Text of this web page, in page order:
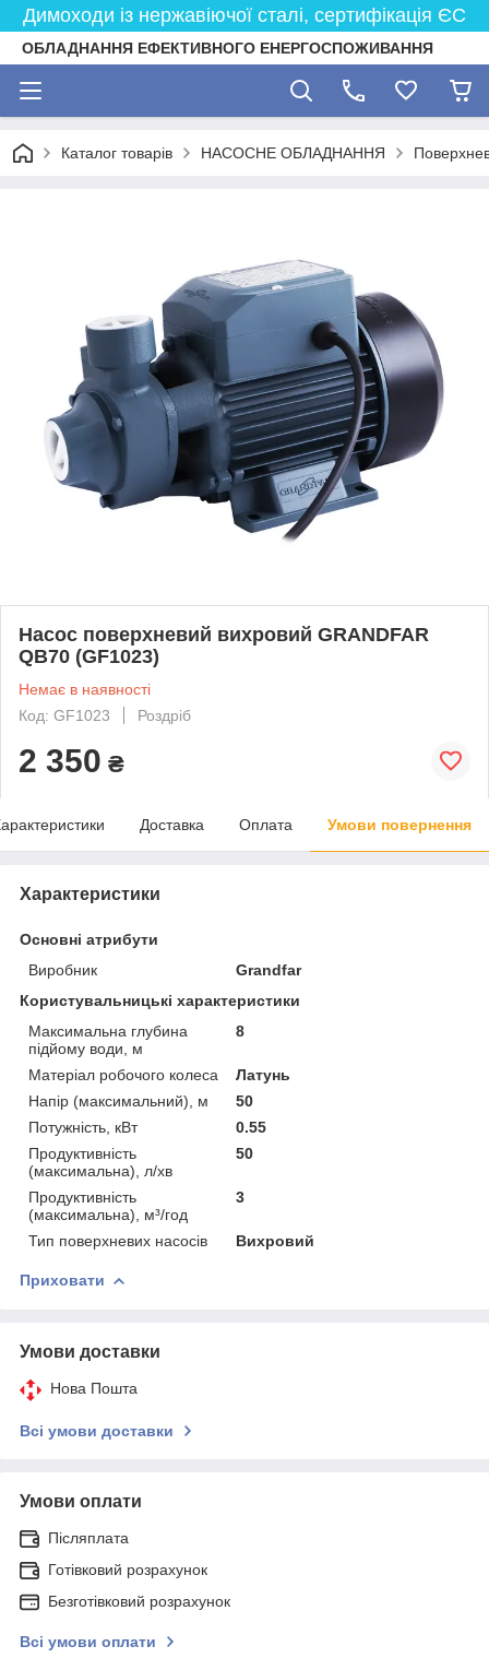
Димоходи із нержавіючої сталі, сертифікація ЄС
ОБЛАДНАННЯ ЕФЕКТИВНОГО ЕНЕРГОСПОЖИВАННЯ
Каталог товарів НАСОСНЕ ОБЛАДНАННЯ
Насос поверхневий вихровий GRANDFAR
QB70 (GF1023)
Немає в наявності
Код: GF1023
Роздріб
2 350 ₴
Доставка Оплата Умови повернення
Характеристики
Основні атрибути
Виробник
Grandfar
Користувальницькі характеристики
Максимальна глубина
підйому води, м
8
Матеріал робочого колеса
Латунь
Напір (максимальний), м
50
Потужність, кВт
0.55
Продуктивність
(максимальна), л/хв
50
Продуктивність
(максимальна), м³/год
3
Тип поверхневих насосів Вихровий
Приховати
Умови доставки
Нова Пошта
Всі умови доставки
Умови оплати
Післяплата
Готівковий розрахунок
Безготівковий розрахунок
Всі умови оплати